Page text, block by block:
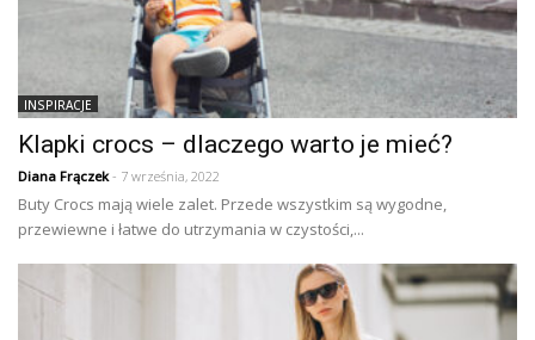
INSPIRACJE
Klapki crocs – dlaczego warto je mieć?
Diana Frączek- 7 września, 2022
Buty Crocs mają wiele zalet. Przede wszystkim są wygodne,
przewiewne i łatwe do utrzymania w czystości,...